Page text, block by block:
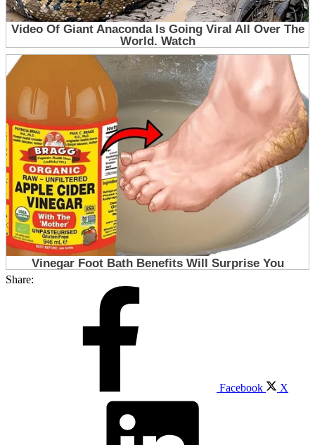
Share:
Facebook X